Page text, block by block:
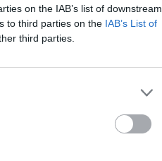
on the IAB’s list of downstream
to third parties on the IAB’s List of
third parties.
κατά της λύσσας και
κλινικές
διασφαλίζοντας
κατέστη δυνατό να
που εκδήλωσαν ενδιαφέρον